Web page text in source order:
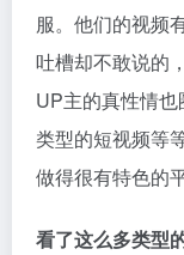
服。他们的视频
吐槽却不敢说的
UP主的真性情
类型的短视频等
做得很有特色的
看了这么多类型